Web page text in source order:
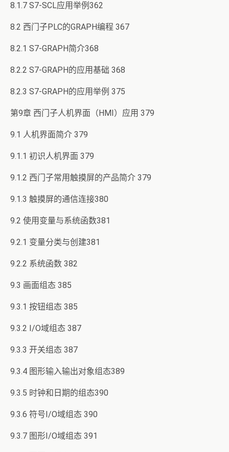
8.1.7 S7-SCL应用举例362
8.2 西门子PLC的GRAPH编程 367
8.2.1 S7-GRAPH简介368
8.2.2 S7-GRAPH的应用基础 368
8.2.3 S7-GRAPH的应用举例 375
第9章 西门子人机界面（HMI）应用 379
9.1 人机界面简介 379
9.1.1 初识人机界面 379
9.1.2 西门子常用触摸屏的产品简介 379
9.1.3 触摸屏的通信连接380
9.2 使用变量与系统函数381
9.2.1 变量分类与创建381
9.2.2 系统函数 382
9.3 画面组态 385
9.3.1 按钮组态 385
9.3.2 I/O域组态 387
9.3.3 开关组态 387
9.3.4 图形输入输出对象组态389
9.3.5 时钟和日期的组态390
9.3.6 符号I/O域组态 390
9.3.7 图形I/O域组态 391